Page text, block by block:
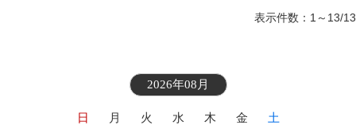
表示件数：1～13/13
2026年08月
日 月 火 水 木 金
土